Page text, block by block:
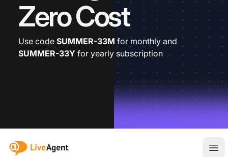
Zero Cost
Use code SUMMER-33M for monthly and
SUMMER-33Y for yearly subscription
:site.title